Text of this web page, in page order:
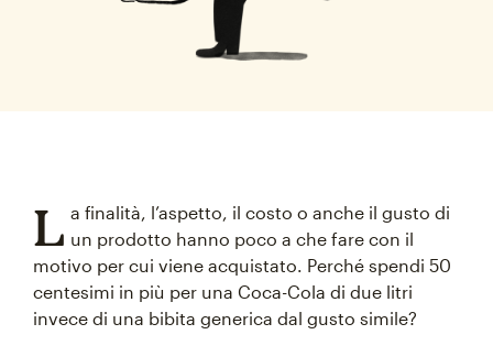
L a finalità, l’aspetto, il costo o anche il gusto di
un prodotto hanno poco a che fare con il
motivo per cui viene acquistato. Perché spendi 50
centesimi in più per una Coca-Cola di due litri
invece di una bibita generica dal gusto simile?